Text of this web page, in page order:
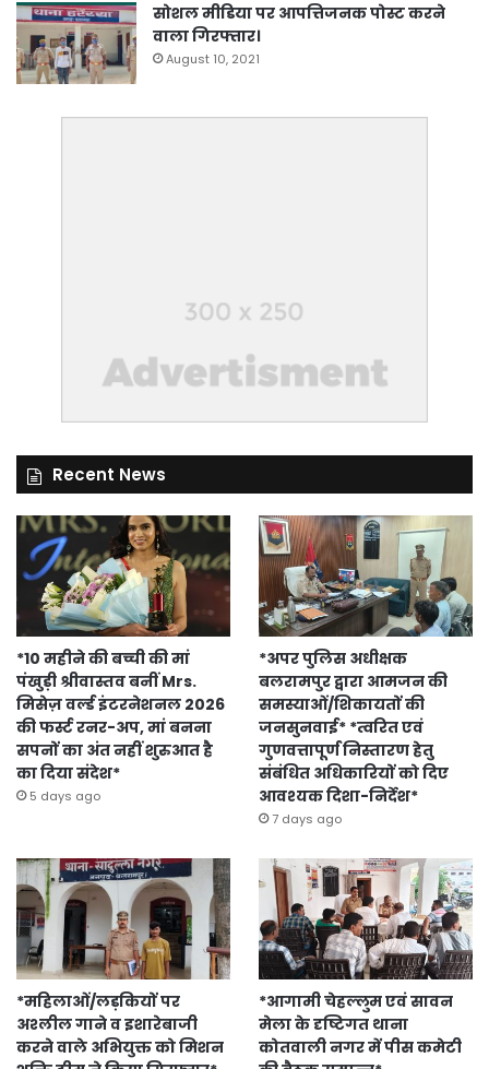
सोशल मीडिया पर आपत्तिजनक पोस्ट करने
वाला गिरफ्तार।
August 10, 2021
Recent News
*10 महीने की बच्ची की मां
पंखुड़ी श्रीवास्तव बनीं Mrs.
मिसेज़ वर्ल्ड इंटरनेशनल 2026
की फर्स्ट रनर-अप, मां बनना
सपनों का अंत नहीं शुरुआत है
का दिया संदेश*
5 days ago
*अपर पुलिस अधीक्षक
बलरामपुर द्वारा आमजन की
समस्याओं/शिकायतों की
जनसुनवाई* *त्वरित एवं
गुणवत्तापूर्ण निस्तारण हेतु
संबंधित अधिकारियों को दिए
आवश्यक दिशा-निर्देश*
7 days ago
*महिलाओं/लड़कियों पर
अश्लील गाने व इशारेबाजी
करने वाले अभियुक्त को मिशन
*आगामी चेहल्लुम एवं सावन
मेला के दृष्टिगत थाना
कोतवाली नगर में पीस कमेटी